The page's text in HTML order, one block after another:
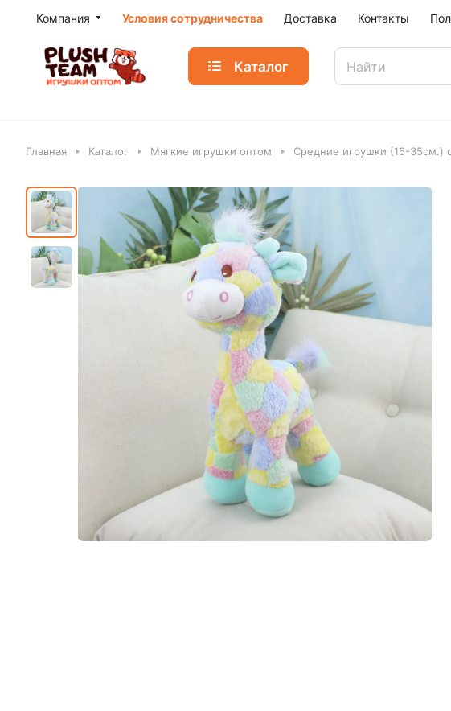
Компания Условия сотрудничества Доставка Контакты
Каталог
Главная Каталог Мягкие игрушки оптом Средние игрушки (16-35см.)